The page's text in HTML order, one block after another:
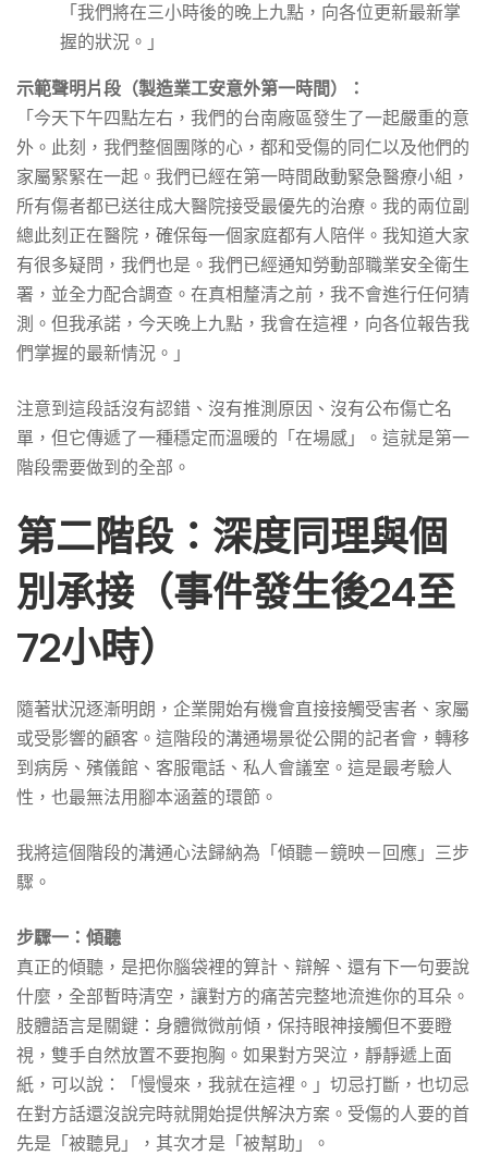
「我們將在三小時後的晚上九點，向各位更新最新掌
握的狀況。」
示範聲明片段（製造業工安意外第一時間）：
「今天下午四點左右，我們的台南廠區發生了一起嚴重的意
外。此刻，我們整個團隊的心，都和受傷的同仁以及他們的
家屬緊緊在一起。我們已經在第一時間啟動緊急醫療小組，
所有傷者都已送往成大醫院接受最優先的治療。我的兩位副
總此刻正在醫院，確保每一個家庭都有人陪伴。我知道大家
有很多疑問，我們也是。我們已經通知勞動部職業安全衛生
署，並全力配合調查。在真相釐清之前，我不會進行任何猜
測。但我承諾，今天晚上九點，我會在這裡，向各位報告我
們掌握的最新情況。」
注意到這段話沒有認錯、沒有推測原因、沒有公布傷亡名
單，但它傳遞了一種穩定而溫暖的「在場感」。這就是第一
階段需要做到的全部。
第二階段：深度同理與個
別承接（事件發生後24至
72小時）
隨著狀況逐漸明朗，企業開始有機會直接接觸受害者、家屬
或受影響的顧客。這階段的溝通場景從公開的記者會，轉移
到病房、殯儀館、客服電話、私人會議室。這是最考驗人
性，也最無法用腳本涵蓋的環節。
我將這個階段的溝通心法歸納為「傾聽－鏡映－回應」三步
驟。
步驟一：傾聽
真正的傾聽，是把你腦袋裡的算計、辯解、還有下一句要說
什麼，全部暫時清空，讓對方的痛苦完整地流進你的耳朵。
肢體語言是關鍵：身體微微前傾，保持眼神接觸但不要瞪
視，雙手自然放置不要抱胸。如果對方哭泣，靜靜遞上面
紙，可以說：「慢慢來，我就在這裡。」切忌打斷，也切忌
在對方話還沒說完時就開始提供解決方案。受傷的人要的首
先是「被聽見」，其次才是「被幫助」。